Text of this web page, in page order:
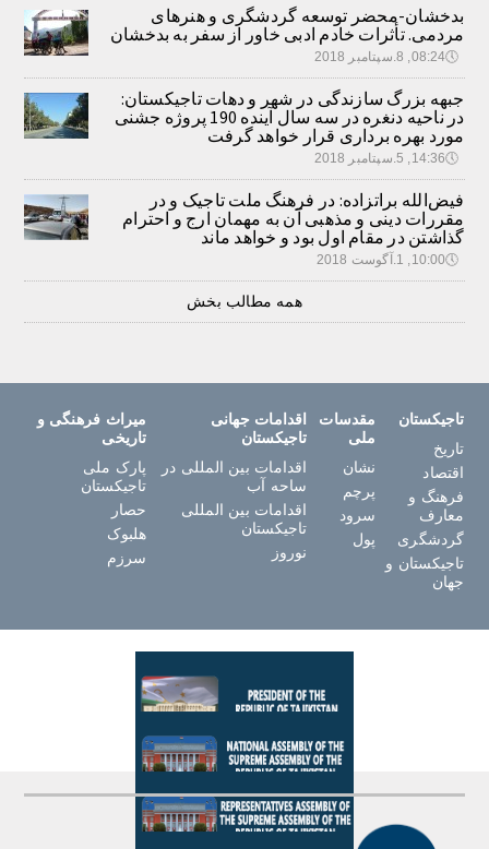
بدخشان-محضر توسعه گردشگری و هنرهای
مردمی. تأثرات خادم ادبی خاور از سفر به بدخشان
🕔08:24, 8.سپتامبر 2018
جبهه بزرگ سازندگی در شهر و دهات تاجیکستان:
در ناحیه دنغره در سه سال آینده 190 پروژه جشنی
مورد بهره برداری قرار خواهد گرفت
🕔14:36, 5.سپتامبر 2018
فیض‌الله براتزاده: در فرهنگ ملت تاجیک و در
مقررات دینی و مذهبی آن به مهمان ارج و احترام
گذاشتن در مقام اول بود و خواهد ماند
🕔10:00, 1.آگوست 2018
همه مطالب بخش
تاجیکستان
تاریخ
اقتصاد
فرهنگ و
معارف
گردشگری
تاجیکستان و
جهان
مقدسات
ملی
نشان
پرچم
سرود
پول
اقدامات جهانی
تاجیکستان
اقدامات بین المللی در
ساحه آب
اقدامات بین المللی
تاجیکستان
نوروز
میراث فرهنگی و
تاریخی
پارک ملی
تاجیکستان
حصار
هلبوک
سرزم